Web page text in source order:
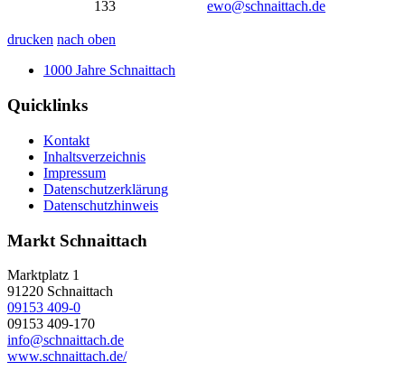
133
ewo@schnaittach.de
drucken nach oben
1000 Jahre Schnaittach
Quicklinks
Kontakt
Inhaltsverzeichnis
Impressum
Datenschutzerklärung
Datenschutzhinweis
Markt Schnaittach
Marktplatz 1
91220 Schnaittach
09153 409-0
09153 409-170
info@schnaittach.de
www.schnaittach.de/